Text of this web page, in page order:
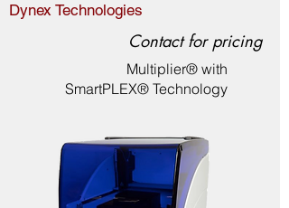
Dynex Technologies
Contact for pricing
Multiplier® with
SmartPLEX® Technology